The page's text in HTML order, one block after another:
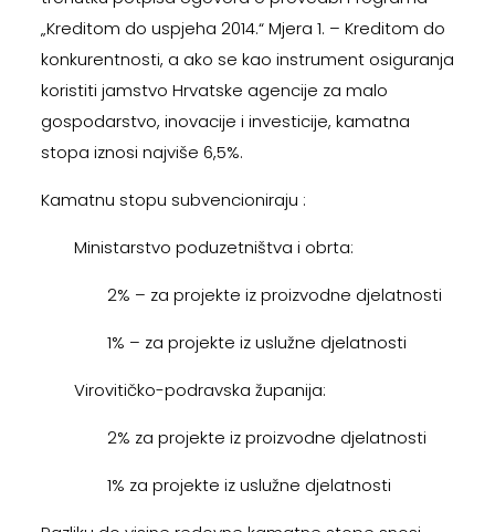
„Kreditom do uspjeha 2014.“ Mjera 1. – Kreditom do
konkurentnosti, a ako se kao instrument osiguranja
koristiti jamstvo Hrvatske agencije za malo
gospodarstvo, inovacije i investicije, kamatna
stopa iznosi najviše 6,5%.
Kamatnu stopu subvencioniraju :
Ministarstvo poduzetništva i obrta:
2% – za projekte iz proizvodne djelatnosti
1% – za projekte iz uslužne djelatnosti
Virovitičko-podravska županija:
2% za projekte iz proizvodne djelatnosti
1% za projekte iz uslužne djelatnosti